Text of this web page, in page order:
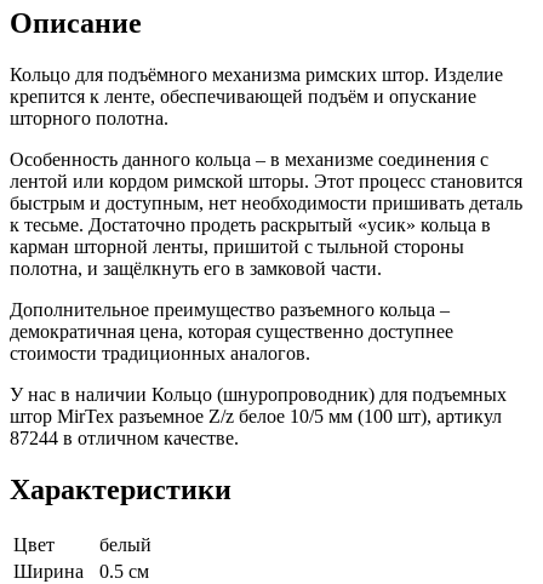
Описание
Кольцо для подъёмного механизма римских штор. Изделие
крепится к ленте, обеспечивающей подъём и опускание
шторного полотна.
Особенность данного кольца – в механизме соединения с
лентой или кордом римской шторы. Этот процесс становится
быстрым и доступным, нет необходимости пришивать деталь
к тесьме. Достаточно продеть раскрытый «усик» кольца в
карман шторной ленты, пришитой с тыльной стороны
полотна, и защёлкнуть его в замковой части.
Дополнительное преимущество разъемного кольца –
демократичная цена, которая существенно доступнее
стоимости традиционных аналогов.
У нас в наличии Кольцо (шнуропроводник) для подъемных
штор MirTex разъемное Z/z белое 10/5 мм (100 шт), артикул
87244 в отличном качестве.
Характеристики
Цвет
белый
Ширина
0.5 см